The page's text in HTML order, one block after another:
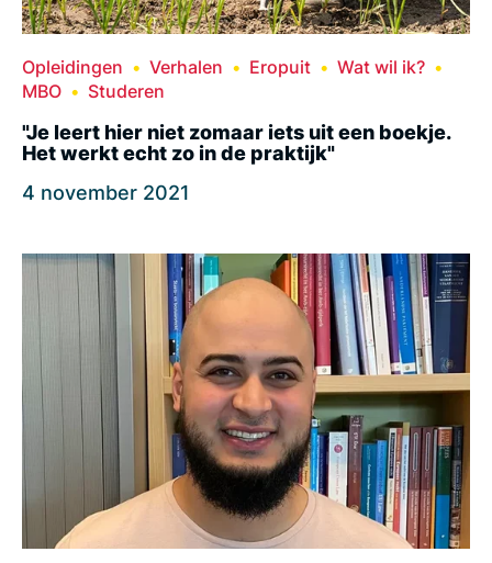
Opleidingen Verhalen Eropuit
Wat wil ik?
MBO
Studeren
"Je leert hier niet zomaar iets uit een boekje.
Het werkt echt zo in de praktijk"
4 november 2021